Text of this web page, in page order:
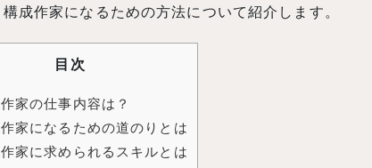
成作家になるための方法について紹介します。
目次
家の仕事内容は？
家になるための道のりとは
家に求められるスキルとは